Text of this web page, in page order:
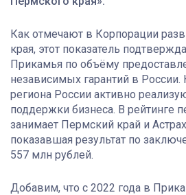
Как отмечают в Корпорации
края, этот показатель
Прикамья по объёму
независимых гарантий в
региона России активно
поддержки бизнеса. В рейтинге
занимает Пермский край и
показавшая результат по
557 млн рублей.
Добавим, что с 2022 года в